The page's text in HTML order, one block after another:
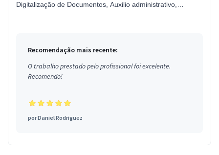
Digitalização de Documentos, Auxilio administrativo,
Recomendação mais recente:
O trabalho prestado pelo profissional foi excelente.
Recomendo!
porDaniel Rodriguez